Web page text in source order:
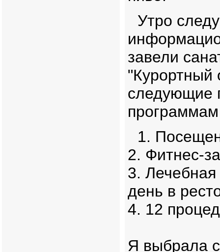
Утро
завели
"Курортный
следующие
1.
2. Фитнес-
3.
день в
4. 12
Я выбрала